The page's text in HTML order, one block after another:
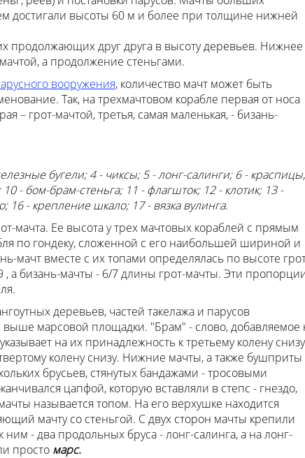
достигали высоты 60 м и более при толщине нижней
продолжающих друг друга в высоту деревьев. Нижнее
а продолжение стеньгами.
вооружения, количество мачт может быть
Так, на трехмачтовом корабле первая от носа
– грот-мачтой, третья, самая маленькая, - бизань-
бугели; 4 - чиксы; 5 - лонг-салинги; 6 - краспицы;
- бом-брам-стеньга; 11 - флагшток; 12 - клотик; 13 -
16 - крепление шкало; 17 - вязка вулинга.
мачта. Ее высота у трех мачтовых кораблей с прямым
по гондеку, сложенной с его наибольшей шириной и
мачт вместе с их топами определялась по высоте
, а бизань-мачты - 6/7 длины грот-мачты. Эти
деревьев, частей такелажа и парусов
марсовой площадки. "Брам" - слово, добавляемое
на их принадлежность к третьему колену
колену снизу. Нижние мачты, а также бушприты
брусьев, стянутых бандажами - тросовыми
цапфой, которую вставляли в степс - гнездо,
называется топом. На его верхушке находится
мачту со стеньгой. С двух сторон мачты крепили
- два продольных бруса - лонг-салинга, а на лонг-
просто марс.